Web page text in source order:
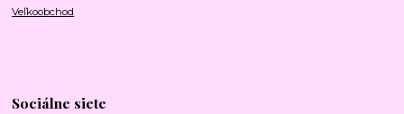
Veľkoobchod
Sociálne siete